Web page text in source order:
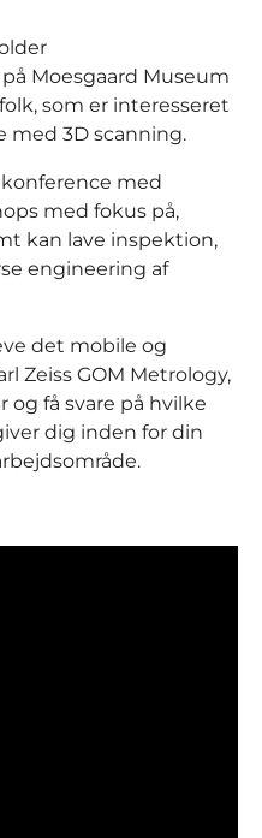
Moesgaard Museum
som er interesseret
med 3D scanning.
konference med
med fokus på,
kan lave inspektion,
engineering af
det mobile og
Zeiss GOM Metrology,
og få svare på hvilke
dig inden for din